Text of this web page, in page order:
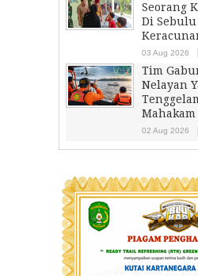
Seorang
Di
03 Aug 2026
Tim
Nelayan
02 Aug 2026